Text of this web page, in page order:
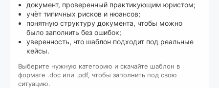
документ, проверенный практикующим юристом;
учёт типичных рисков и нюансов;
понятную структуру документа, чтобы можно
было заполнить без ошибок;
уверенность, что шаблон подходит под реальные
кейсы.
Выберите нужную категорию и скачайте шаблон в
формате .doc или .pdf, чтобы заполнить под свою
ситуацию.